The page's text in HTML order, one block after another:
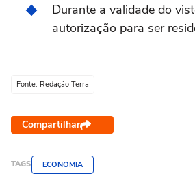
Durante a validade do
autorização para ser
Fonte: Redação Terra
Compartilhar
TAGS ECONOMIA